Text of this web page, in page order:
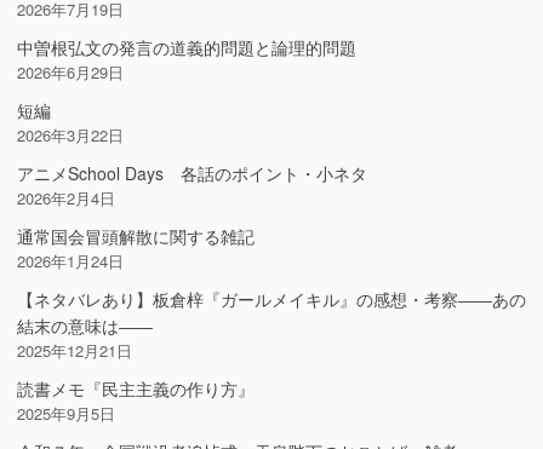
2026年7月19日
中曽根弘文の発言の道義的問題と論理的問題
2026年6月29日
短編
2026年3月22日
アニメSchool Days 各話のポイント・小ネタ
2026年2月4日
通常国会冒頭解散に関する雑記
2026年1月24日
【ネタバレあり】板倉梓『ガールメイキル』の感想・考察――あの
結末の意味は――
2025年12月21日
読書メモ『民主主義の作り方』
2025年9月5日